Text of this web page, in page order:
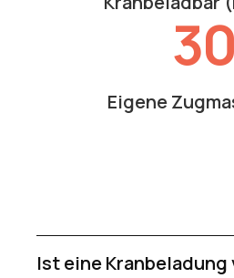
30
Eigene
Ist eine Kranbeladung